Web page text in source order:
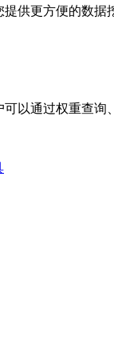
供更方便的数据
以通过权重查询